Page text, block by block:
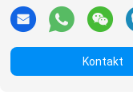
Kontakt